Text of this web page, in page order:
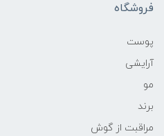
فروشگاه
پوست
آرایشی
مو
برند
مراقبت از گوش